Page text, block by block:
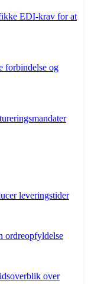
EDI-krav for at
forbindelse og
leveringstider
ordreopfyldelse
over